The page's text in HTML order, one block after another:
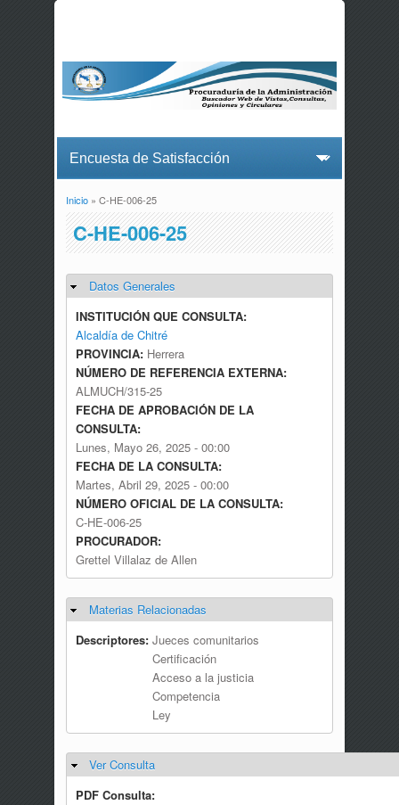
Usted está aquí
Inicio» C-HE-006-25
C-HE-006-25
Ocultar
Datos Generales
INSTITUCIÓN QUE CONSULTA:
Alcaldía de Chitré
PROVINCIA: Herrera
NÚMERO DE REFERENCIA EXTERNA:
ALMUCH/315-25
FECHA DE APROBACIÓN DE LA
CONSULTA:
Lunes, Mayo 26, 2025 - 00:00
FECHA DE LA CONSULTA:
Martes, Abril 29, 2025 - 00:00
NÚMERO OFICIAL DE LA CONSULTA:
C-HE-006-25
PROCURADOR:
Grettel Villalaz de Allen
Ocultar
Materias Relacionadas
Descriptores: Jueces comunitarios
Certificación
Acceso a la justicia
Competencia
Ley
Ocultar
Ver Consulta
PDF Consulta: